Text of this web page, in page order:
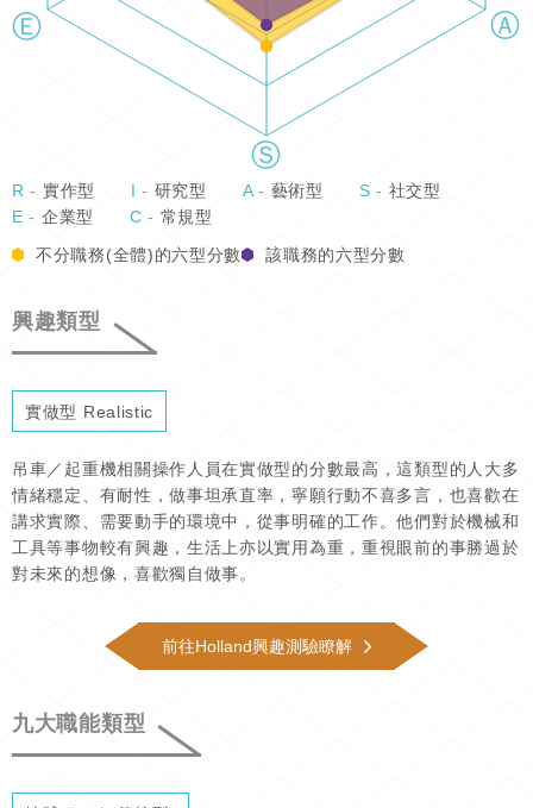
R - 實作型 I - 研究型 A - 藝術型 S - 社交型
E - 企業型 C - 常規型
不分職務(全體)的六型分數
該職務的六型分數
興趣類型
實做型 Realistic
吊車／起重機相關操作人員在實做型的分數最高，這類型的人大多
情緒穩定、有耐性，做事坦承直率，寧願行動不喜多言，也喜歡在
講求實際、需要動手的環境中，從事明確的工作。他們對於機械和
工具等事物較有興趣，生活上亦以實用為重，重視眼前的事勝過於
對未來的想像，喜歡獨自做事。
前往Holland興趣測驗瞭解
九大職能類型